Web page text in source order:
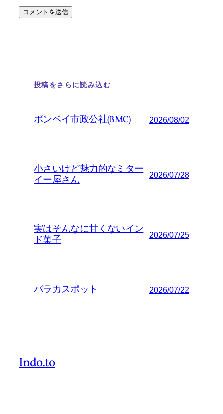
投稿をさらに読み込む
ボンベイ市政公社(BMC) 2026/08/02
小さいけど魅力的なミター
イー屋さん
2026/07/28
実はそんなに甘くないイン
ド菓子
2026/07/25
バラカスポット 2026/07/22
Indo.to